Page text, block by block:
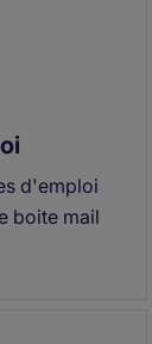
d'emploi
boite mail